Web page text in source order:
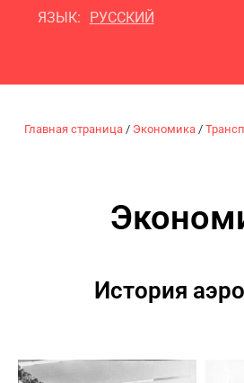
ЯЗЫК: РУССКИЙ
Udm4You
Главная страница / Экономика /
История